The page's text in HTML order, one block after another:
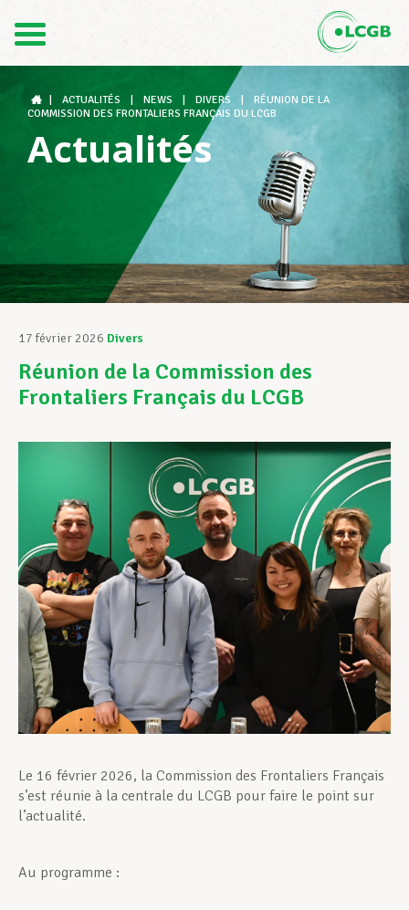
DE
Le LCGB
Structures syndicales
Assistance au Travail
Vos droits
Assistance en vie privée
Développement professionnel
Devenir Membre
Actualités
ACTUALITÉS NEWS DIVERS
RÉUNION DE LA
COMMISSION DES FRONTALIERS FRANÇAIS DU LCGB
Actualités
17 février 2026 Divers
Réunion de la Commission des
Frontaliers Français du LCGB
Le 16 février 2026, la Commission des Frontaliers Français
s’est réunie à la centrale du LCGB pour faire le point sur
l’actualité.
Au programme :